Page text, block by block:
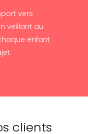
vers
veillant au
enfant
clients